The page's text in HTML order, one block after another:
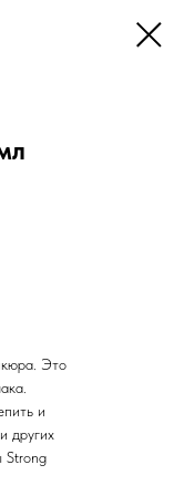
Это
и
других
Strong